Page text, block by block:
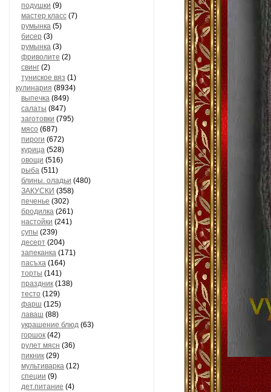
подушки (9)
мастер класс (7)
румынка (5)
бисер (3)
румынка (3)
фриволите (2)
свинг (2)
туниское вяз (1)
кулинария (8934)
выпечка (849)
салаты (847)
заготовки (795)
мясо (687)
пироги (672)
курица (528)
овощи (516)
рыба (511)
блины. оладьи (480)
ЗАКУСКИ (358)
печенье (302)
бродилка (261)
настойки (241)
супы (239)
десерт (204)
запеканка (171)
пасъха (164)
торты (141)
праздник (138)
тесто (129)
фарш (125)
лаваш (88)
украшение блюд (63)
горшок (42)
рулет мясн (36)
пикник (29)
мультиварка (12)
специи (9)
дет.питание (4)